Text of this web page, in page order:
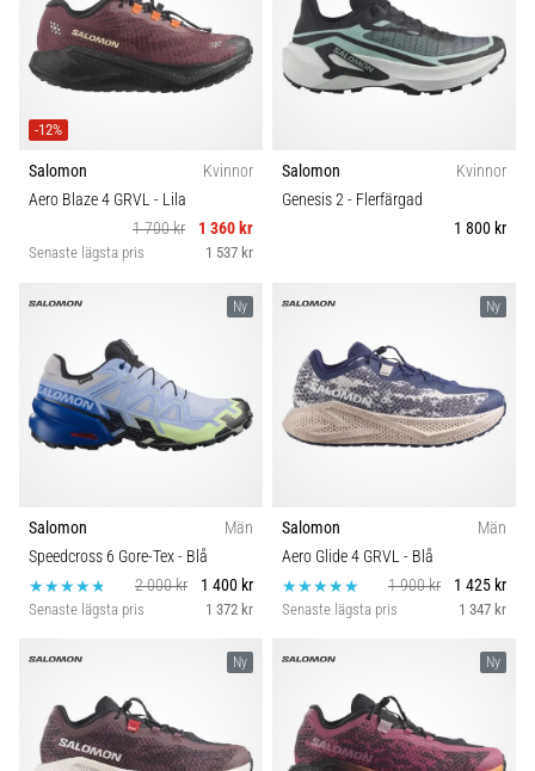
-12%
Salomon
Kvinnor
Aero Blaze 4 GRVL - Lila
1 700 kr
1 360 kr
Senaste lägsta pris 1 537 kr
Salomon
Kvinnor
Genesis 2- Flerfärgad
1 800 kr
Ny
Salomon
Män
Speedcross 6 Gore-Tex- Blå
2 000 kr
1 400 kr
Senaste lägsta pris 1 372 kr
Ny
Salomon
Män
Aero Glide 4 GRVL - Blå
1 900 kr
1 425 kr
Senaste lägsta pris 1 347 kr
Ny Ny